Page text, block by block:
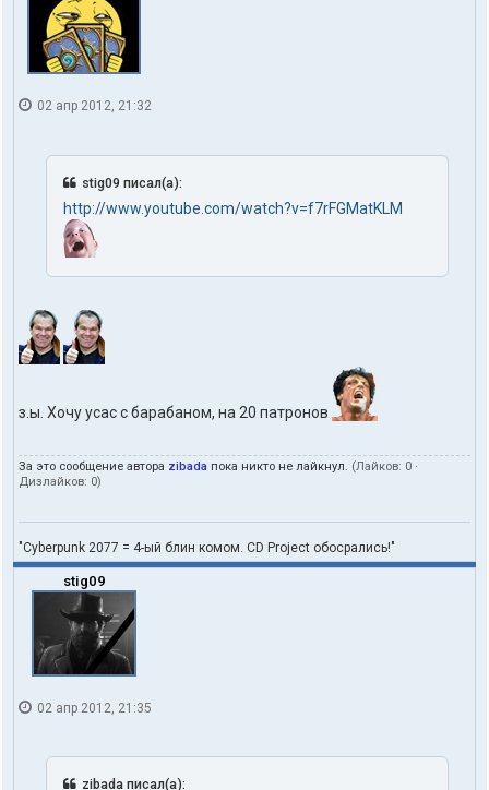
02 апр 2012, 21:32
stig09 писал(а):
http://www.youtube.com/watch?v=f7rFGMatKLM
з.ы. Хочу усас с барабаном, на 20 патронов
За это сообщение автора zibada пока никто не лайкнул. (Лайков: 0 ·
Дизлайков: 0)
"Cyberpunk 2077 = 4-ый блин комом. CD Project обосрались!"
stig09
02 апр 2012, 21:35
zibada писал(а):